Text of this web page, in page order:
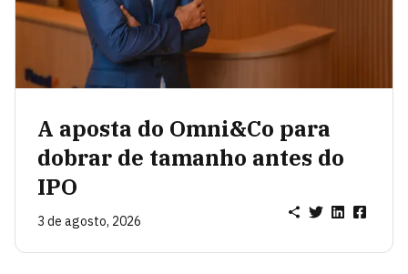
A aposta do Omni&Co para
dobrar de tamanho antes do
IPO
3 de agosto, 2026